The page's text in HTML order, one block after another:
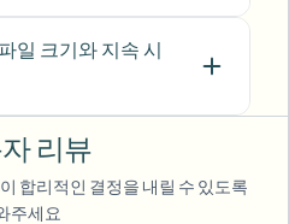
the-go product demos.
saves legal review
TechStart Inc.
일 크기와 지속 시
리뷰
합리적인 결정을 내릴 수 있도록
주세요